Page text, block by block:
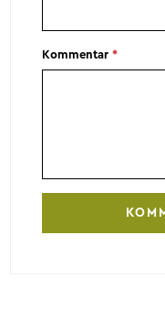
Kommentar*